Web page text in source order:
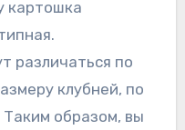
картошка
различаться по
клубней, по
Таким образом, вы